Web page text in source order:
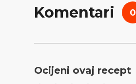
Komentari 0
Ocijeni ovaj recept